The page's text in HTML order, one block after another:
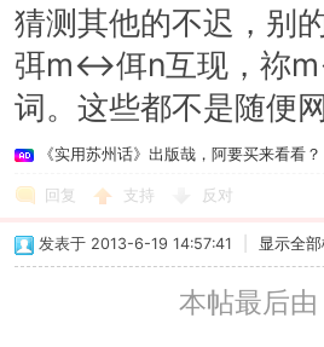
猜测其他的不迟，别
弭m<->佴n互现，祢
词。这些都不是随便
《实用苏州话》出版哉，阿要买来看看？
回复 支持 反对
发表于 2013-6-19 14:57:41 显示全
本帖最后